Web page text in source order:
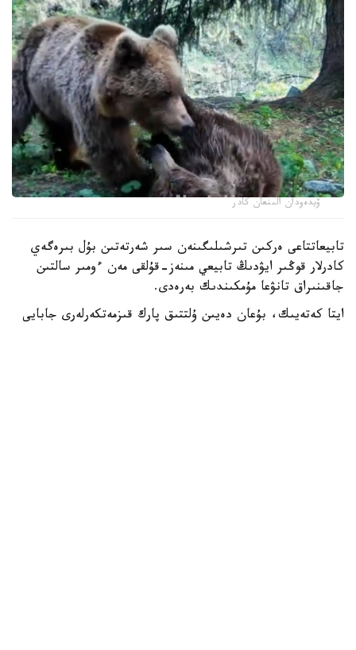
ۆيدەودان الىنعان كادر
تابيعاتتاعى ەركىن تىرشىلىگىنەن سىر شەرتەتىن بۇل بىرەگەي
كادرلار قوڭىر ايۋدىڭ تابيعي مىنەز-قۇلقى مەن ءومىر سالتىن
جاقىنىراق تانۋعا مۇمكىندىك بەرەدى.
ايتا كەتەيىك، بۇعان دەيىن ۇلتتىق پارك قىزمەتكەرلەرى جابايى